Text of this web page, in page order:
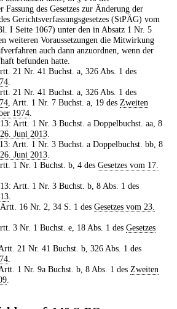
des Gesetzes zur Änderung der
Gerichtsverfassungsgesetzes (StPÄG) vom
I Seite 1067) unter den in Absatz 1 Nr. 5
weiteren Voraussetzungen die Mitwirkung
auch dann anzuordnen, wenn der
befunden hatte.
21 Nr. 41 Buchst. a, 326 Abs. 1 des
.
21 Nr. 41 Buchst. a, 326 Abs. 1 des
, Artt. 1 Nr. 7 Buchst. a, 19 des Zweiten
1974.
Artt. 1 Nr. 3 Buchst. a Doppelbuchst. aa, 8
Juni 2013.
Artt. 1 Nr. 3 Buchst. a Doppelbuchst. bb, 8
Juni 2013.
1 Nr. 1 Buchst. b, 4 des Gesetzes vom 17.
Artt. 1 Nr. 3 Buchst. b, 8 Abs. 1 des
.
16 Nr. 2, 34 S. 1 des Gesetzes vom 23.
3 Nr. 1 Buchst. e, 18 Abs. 1 des Gesetzes
21 Nr. 41 Buchst. b, 326 Abs. 1 des
.
1 Nr. 9a Buchst. b, 8 Abs. 1 des Zweiten
.